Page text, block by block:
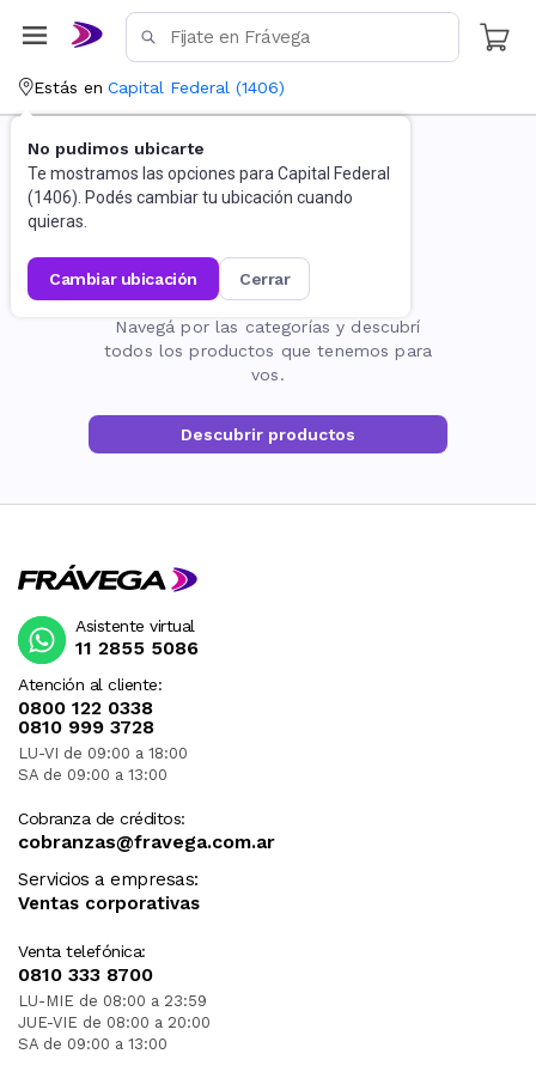
Estás en Capital Federal (1406)
No pudimos ubicarte
Te mostramos las opciones para Capital Federal
(1406). Podés cambiar tu ubicación cuando
quieras.
cambiar ubicación cerrar
La página no existe
Navegá por las categorías y descubrí
todos los productos que tenemos para
vos.
Descubrir productos
Atención al cliente:
0800 122 0338
0810 999 3728
LU-VI de 09:00 a 18:00
SA de 09:00 a 13:00
Cobranza de créditos:
cobranzas@fravega.com.ar
Servicios a empresas:
Ventas corporativas
Venta telefónica:
0810 333 8700
LU-MIE de 08:00 a 23:59
JUE-VIE de 08:00 a 20:00
SA de 09:00 a 13:00
Asistente virtual
11 2855 5086